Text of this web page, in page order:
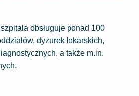
obsługuje ponad 100
dyżurek lekarskich,
a także m.in.